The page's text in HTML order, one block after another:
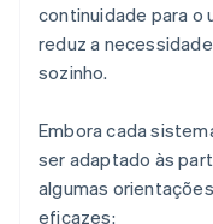
continuidade para o
reduz a
sozinho.
Embora cada
ser adaptado às
algumas
eficazes: